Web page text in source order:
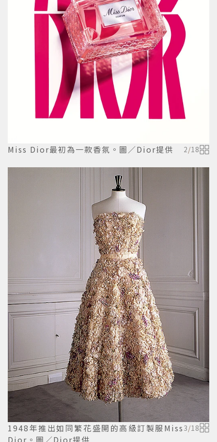
Miss Dior最初為一款香氛。圖／Dior提供 2/18
1948年推出如同繁花盛開的高級訂製服Miss
Dior。圖／Dior提供
3/18